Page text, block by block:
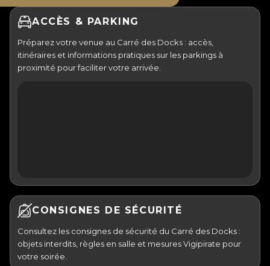
ACCÈS & PARKING
Préparez votre venue au Carré des Docks : accès,
itinéraires et informations pratiques sur les parkings à
proximité pour faciliter votre arrivée.
CONSIGNES DE SÉCURITÉ
Consultez les consignes de sécurité du Carré des Docks :
objets interdits, règles en salle et mesures Vigipirate pour
votre soirée.